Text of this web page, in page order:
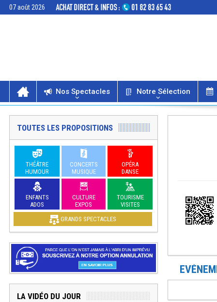
07 août 2026
Nos Spectacles Notre Sélection
TOUTES LES PROPOSITIONS
THÉÂTRE
HUMOUR
CONCERTS
MUSIQUE
OPÉRA
DANSE
ENFANTS
ADOS
CULTURE
EXPOS
TOURISME
VISITES
GRANDS SPECTACLES
LA VIDÉO DU JOUR